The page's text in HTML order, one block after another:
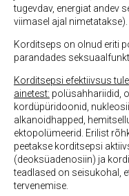
tugevdav, energiat andev
viimasel ajal nimetatakse).
Korditseps on olnud eriti
parandades
Korditsepsi efektiivsus
ainetest: polüsahhariidid,
kordüpüridoonid,
alkanoidhapped,
ektopolümeerid. Erilist
peetakse korditsepsi
(deoksüadenosiin) ja
teadlased on seisukohal,
tervenemise.